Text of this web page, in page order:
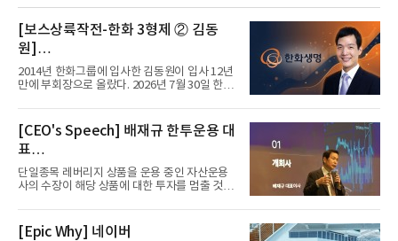
[보스상륙작전-한화 3형제 ② 김동
원]
입사 12년 만에 금융계열 수장 등극
2014년 한화그룹에 입사한 김동원이 입사 12년
만에 부회장으로 올랐다. 2026년 7월 30일 한화
[CEO's Speech] 배재규 한투운용 대
표
“개별종목 레버리지 투자 지금이라도
멈춰라”
단일종목 레버리지 상품을 운용 중인 자산운용
사의 수장이 해당 상품에 대한 투자를 멈출 것을
[Epic Why] 네이버